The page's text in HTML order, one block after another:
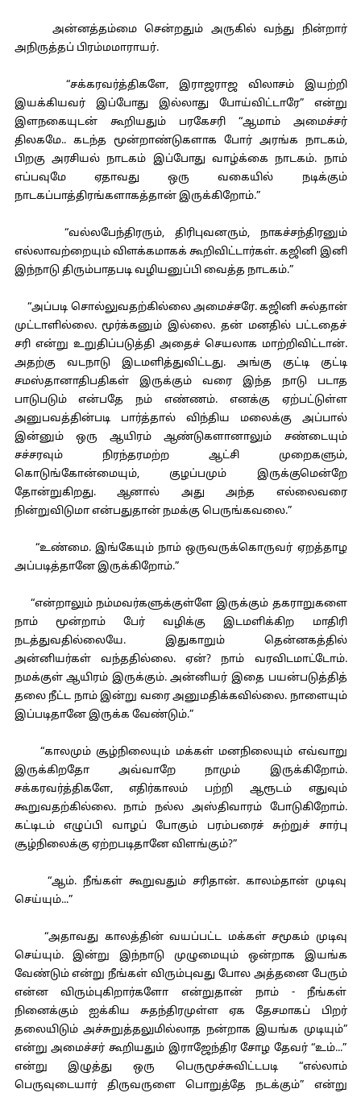
அன்னத்தம்மை சென்றதும் அருகில் வந்து நின்றார்
அநிருத்தப் பிரம்மமாராயர்.
“சக்கரவர்த்திகளே, இராஜராஜ விலாசம் இயற்றி
இயக்கியவர் இப்போது இல்லாது போய்விட்டாரே” என்று
இளநகையுடன் கூறியதும் பரகேசரி “ஆமாம் அமைச்சர்
திலகமே.. கடந்த மூன்றாண்டுகளாக போர் அரங்க நாடகம்,
பிறகு அரசியல் நாடகம் இப்போது வாழ்க்கை நாடகம். நாம்
எப்பவுமே ஏதாவது ஒரு வகையில் நடிக்கும்
நாடகப்பாத்திரங்களாகத்தான் இருக்கிறோம்.”
“வல்லபேந்திரரும், திரிபுவனரும், நாகச்சந்திரனும்
எல்லாவற்றையும் விளக்கமாகக் கூறிவிட்டார்கள். கஜினி இனி
இந்நாடு திரும்பாதபடி வழியனுப்பி வைத்த நாடகம்.”
“அப்படி சொல்லுவதற்கில்லை அமைச்சரே. கஜினி சுல்தான்
முட்டாளில்லை. மூர்க்கனும் இல்லை. தன் மனதில் பட்டதைச்
சரி என்று உறுதிப்படுத்தி அதைச் செயலாக மாற்றிவிட்டான்.
அதற்கு வடநாடு இடமளித்துவிட்டது. அங்கு குட்டி குட்டி
சமஸ்தானாதிபதிகள் இருக்கும் வரை இந்த நாடு படாத
பாடுபடும் என்பதே நம் எண்ணம். எனக்கு ஏற்பட்டுள்ள
அனுபவத்தின்படி பார்த்தால் விந்திய மலைக்கு அப்பால்
இன்னும் ஒரு ஆயிரம் ஆண்டுகளானாலும் சண்டையும்
சச்சரவும் நிரந்தரமற்ற ஆட்சி முறைகளும்,
கொடுங்கோன்மையும், குழப்பமும் இருக்குமென்றே
தோன்றுகிறது. ஆனால் அது அந்த எல்லைவரை
நின்றுவிடுமா என்பதுதான் நமக்கு பெருங்கவலை.”
“உண்மை. இங்கேயும் நாம் ஒருவருக்கொருவர் ஏறத்தாழ
அப்படித்தானே இருக்கிறோம்.”
“என்றாலும் நம்மவர்களுக்குள்ளே இருக்கும் தகராறுகளை
நாம் மூன்றாம் பேர் வழிக்கு இடமளிக்கிற மாதிரி
நடத்துவதில்லையே. இதுகாறும் தென்னகத்தில்
அன்னியர்கள் வந்ததில்லை. ஏன்? நாம் வரவிடமாட்டோம்.
நமக்குள் ஆயிரம் இருக்கும். அன்னியர் இதை பயன்படுத்தித்
தலை நீட்ட நாம் இன்று வரை அனுமதிக்கவில்லை. நாளையும்
இப்படிதானே இருக்க வேண்டும்.”
“காலமும் சூழ்நிலையும் மக்கள் மனநிலையும் எவ்வாறு
இருக்கிறதோ அவ்வாறே நாமும் இருக்கிறோம்.
சக்கரவர்த்திகளே, எதிர்காலம் பற்றி ஆரூடம் எதுவும்
கூறுவதற்கில்லை. நாம் நல்ல அஸ்திவாரம் போடுகிறோம்.
கட்டிடம் எழுப்பி வாழப் போகும் பரம்பரைச் சுற்றுச் சார்பு
சூழ்நிலைக்கு ஏற்றபடிதானே விளங்கும்?”
“ஆம். நீங்கள் கூறுவதும் சரிதான். காலம்தான் முடிவு
செய்யும்...”
“அதாவது காலத்தின் வயப்பட்ட மக்கள் சமூகம் முடிவு
செய்யும். இன்று இந்நாடு முழுமையும் ஒன்றாக இயங்க
வேண்டும் என்று நீங்கள் விரும்புவது போல அத்தனை பேரும்
என்ன விரும்புகிறார்களோ என்றுதான் நாம் - நீங்கள்
நினைக்கும் ஐக்கிய சுதந்திரமுள்ள ஏக தேசமாகப் பிறர்
தலையிடும் அச்சுறுத்தலுமில்லாத நன்றாக இயங்க முடியும்”
என்று அமைச்சர் கூறியதும் இராஜேந்திர சோழ தேவர் “உம்...”
என்று இழுத்து ஒரு பெருமூச்சுவிட்டபடி “எல்லாம்
பெருவுடையார் திருவருளை பொறுத்தே நடக்கும்” என்று